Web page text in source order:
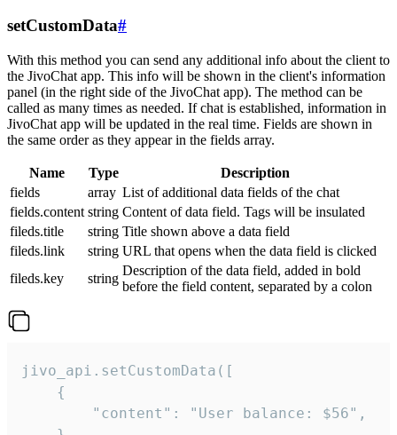
setCustomData#
With this method you can send any additional info about the client to
the JivoChat app. This info will be shown in the client's information
panel (in the right side of the JivoChat app). The method can be
called as many times as needed. If chat is established, information in
JivoChat app will be updated in the real time. Fields are shown in
the same order as they appear in the fields array.
Name Type
Description
fields
array List of additional data fields of the chat
fields.content string Content of data field. Tags will be insulated
fileds.title
string Title shown above a data field
fileds.link
string URL that opens when the data field is clicked
fileds.key
string
Description of the data field, added in bold
before the field content, separated by a colon
jivo_api.setCustomData([
    {
        "content": "User balance: $56",